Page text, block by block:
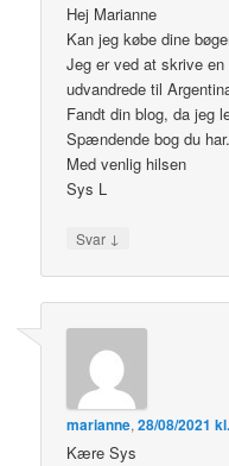
Hej Marianne
Kan jeg købe dine
Jeg er ved at skrive
udvandrede til
Fandt din blog, da jeg
Spændende bog du har.
Med venlig hilsen
Sys L
Svar ↓
marianne,28/08/2021
Kære Sys